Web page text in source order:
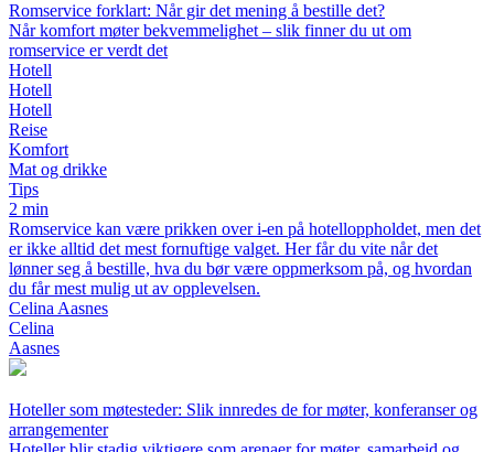
Romservice forklart: Når gir det mening å bestille det?
Når komfort møter bekvemmelighet – slik finner du ut om
romservice er verdt det
Hotell
Hotell
Hotell
Reise
Komfort
Mat og drikke
Tips
2 min
Romservice kan være prikken over i-en på hotelloppholdet, men det
er ikke alltid det mest fornuftige valget. Her får du vite når det
lønner seg å bestille, hva du bør være oppmerksom på, og hvordan
du får mest mulig ut av opplevelsen.
Celina Aasnes
Celina
Aasnes
Hoteller som møtesteder: Slik innredes de for møter, konferanser og
arrangementer